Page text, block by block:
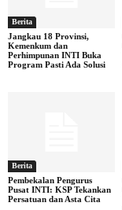
Berita
Jangkau 18 Provinsi,
Kemenkum dan
Perhimpunan INTI Buka
Program Pasti Ada Solusi
Berita
Pembekalan Pengurus
Pusat INTI: KSP Tekankan
Persatuan dan Asta Cita